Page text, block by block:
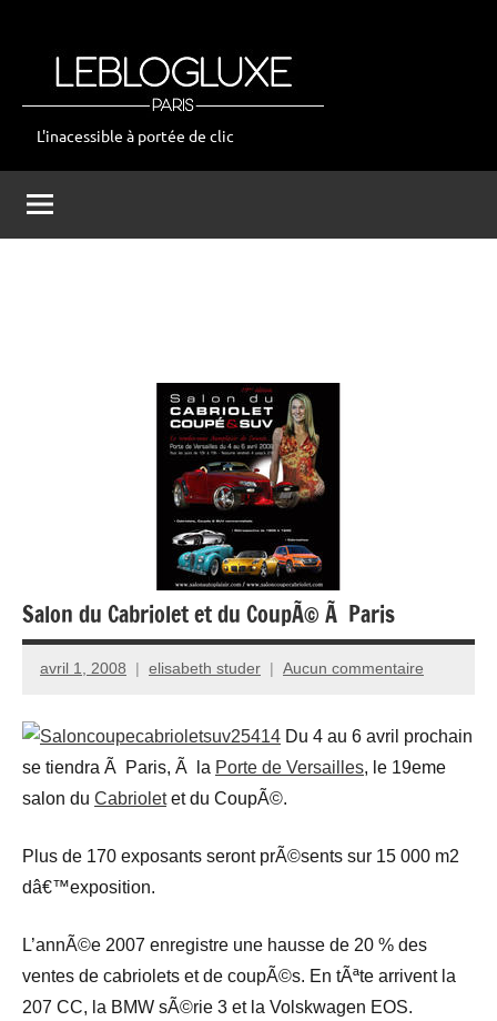
leblogluxe
L'inacessible à portée de clic
Salon du Cabriolet et du CoupÃ© Ã Paris
avril 1, 2008 elisabeth studer Aucun commentaire
Du 4 au 6 avril prochain
se tiendra Ã Paris, Ã la Porte de Versailles, le 19eme
salon du Cabrioletet du CoupÃ©.
Plus de 170 exposants seront prÃ©sents sur 15 000 m2
dâ€™exposition.
L’annÃ©e 2007 enregistre une hausse de 20 % des
ventes de cabriolets et de coupÃ©s. En tÃªte arrivent la
207 CC, la BMW sÃ©rie 3 et la Volskwagen EOS.